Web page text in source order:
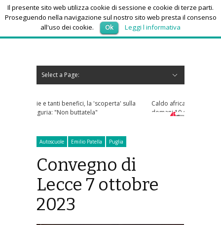
domenica 9, Agosto 2026
Select a Page:
sulla
Caldo africano, l'afa non arretra: oggi e
domani 19 città bollino rosso
Autoscuole Emilio Patella Puglia
Convegno di
Lecce 7 ottobre
2023
Il presente sito web utilizza cookie di sessione e cookie di terze parti.
Proseguendo nella navigazione sul nostro sito web presta il consenso
all'uso dei cookie.
Ok Leggi l informativa